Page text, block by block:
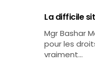
La difficile
Mgr Bashar
pour les
vraiment…